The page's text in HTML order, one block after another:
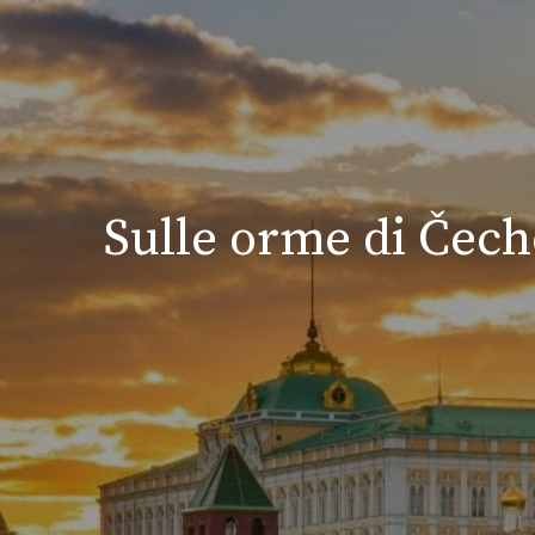
Sulle orme di